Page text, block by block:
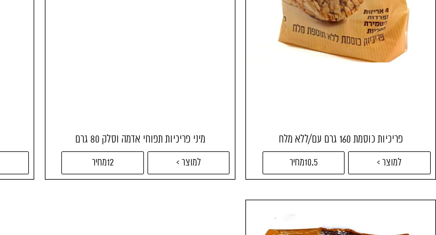
פריכיות כוסמת 160 גרם עם/ללא מלח
למוצר > 10.5מחיר
מיני פריכיות תפוחי אדמה וסלק 80 גרם
למוצר > 12מחיר